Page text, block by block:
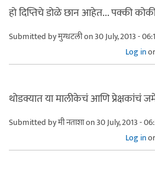
हो दिप्तिचे डोळे छान आहेत... पक्की
Submitted byमुग्धटलीon 30 July, 2013 -
Log inor
थोडक्यात या मालीकेचं आणि प्रेक्षकांचं
Submitted byमी नताशाon 30 July, 2013 -
Log inor